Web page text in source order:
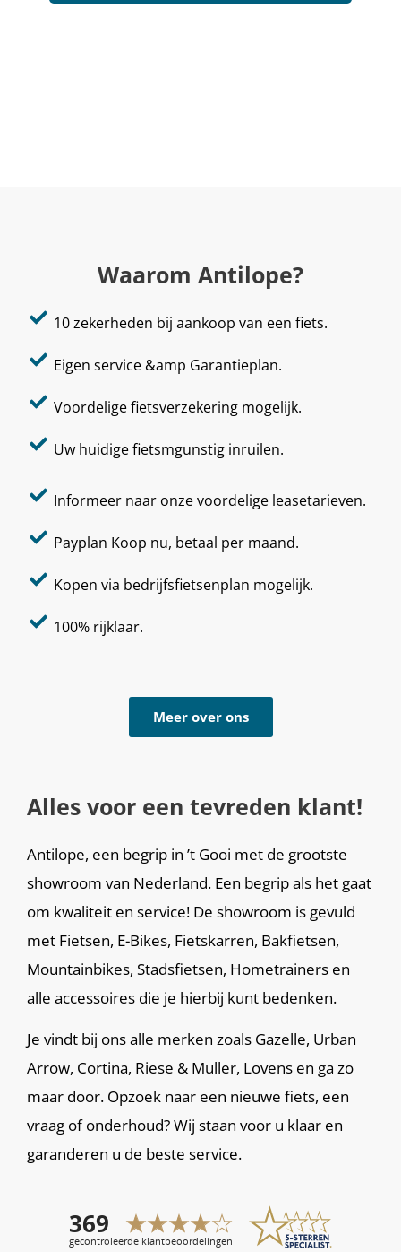
Waarom Antilope?
10 zekerheden bij aankoop van een fiets.
Eigen service &amp Garantieplan.
Voordelige fietsverzekering mogelijk.
Uw huidige fietsmgunstig inruilen.
Informeer naar onze voordelige leasetarieven.
Payplan Koop nu, betaal per maand.
Kopen via bedrijfsfietsenplan mogelijk.
100% rijklaar.
Meer over ons
Alles voor een tevreden klant!
Antilope, een begrip in ’t Gooi met de grootste
showroom van Nederland. Een begrip als het gaat
om kwaliteit en service! De showroom is gevuld
met Fietsen, E-Bikes, Fietskarren, Bakfietsen,
Mountainbikes, Stadsfietsen, Hometrainers en
alle accessoires die je hierbij kunt bedenken.
Je vindt bij ons alle merken zoals Gazelle, Urban
Arrow, Cortina, Riese & Muller, Lovens en ga zo
maar door. Opzoek naar een nieuwe fiets, een
vraag of onderhoud? Wij staan voor u klaar en
garanderen u de beste service.